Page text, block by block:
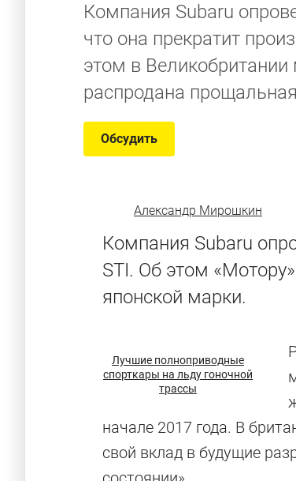
Компания Subaru
что она прекратит
этом в
распродана
Обсудить
Александр Мирошкин
Компания Subaru
STI. Об этом
японской марки.
Лучшие полноприводные
спорткары на льду гоночной
трассы
начале 2017 года. В
свой вклад в будущие